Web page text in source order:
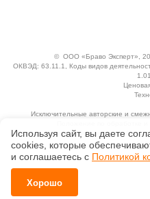
© ООО «Браво Эксперт» ,
ОКВЭД: 63.11.1, Коды видов
Исключительные авторские и
Справка о регистрации продуктов АО
Используя сайт, вы даете
сооkiеs, которые
и соглашаетесь с Политикой
Хорошо